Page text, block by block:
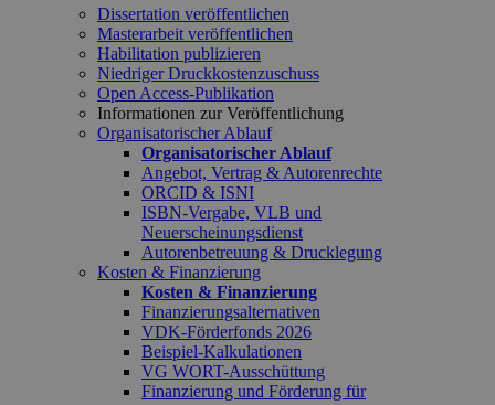
Dissertation veröffentlichen
Masterarbeit veröffentlichen
Habilitation publizieren
Niedriger Druckkostenzuschuss
Open Access-Publikation
Informationen zur Veröffentlichung
Organisatorischer Ablauf
Organisatorischer Ablauf
Angebot, Vertrag & Autorenrechte
ORCID & ISNI
ISBN-Vergabe, VLB und
Neuerscheinungsdienst
Autorenbetreuung & Drucklegung
Kosten & Finanzierung
Kosten & Finanzierung
Finanzierungsalternativen
VDK-Förderfonds 2026
Beispiel-Kalkulationen
VG WORT-Ausschüttung
Finanzierung und Förderung für